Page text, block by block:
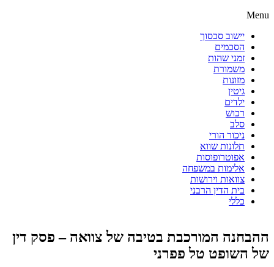
Menu
יישוב סכסוך
הסכמים
זמני שהות
משמורת
מזונות
גיטין
ילדים
רכוש
סלב
ניכור הורי
תלונות שווא
אפוטרופוסות
אלימות במשפחה
צוואות וירושות
בית הדין הרבני
כללי
ההבחנה המורכבת בטיבה של צוואה – פסק דין
של השופט טל פפרני